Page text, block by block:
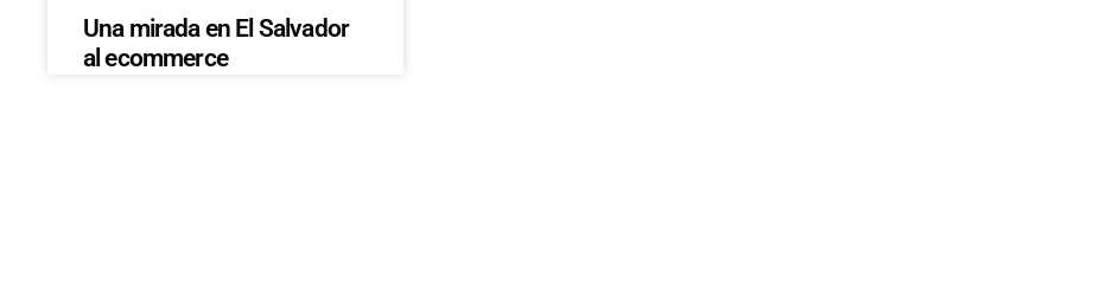
Una mirada en El Salvador
al ecommerce